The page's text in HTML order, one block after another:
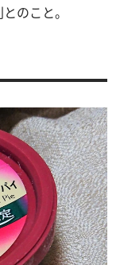
のこと。